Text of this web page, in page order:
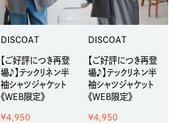
DISCOAT
【ご好評につき再登
場♪】テックリネン半
袖シャツジャケット
《WEB限定》
¥4,950
DISCOAT
【ご好評につき再登
場♪】テックリネン半
袖シャツジャケット
《WEB限定》
¥4,950